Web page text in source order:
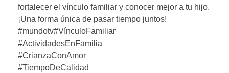
fortalecer el vínculo familiar y conocer mejor a tu hijo.
¡Una forma única de pasar tiempo juntos!
#mundotv#VínculoFamiliar
#ActividadesEnFamilia
#CrianzaConAmor
#TiempoDeCalidad